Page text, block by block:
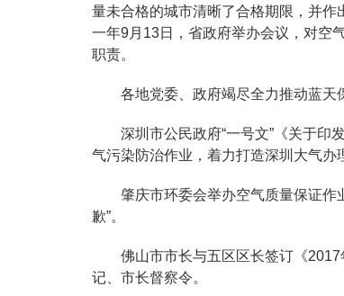
量未合格的城市清晰了合格期限，并
一年9月13日，省政府举办会议，对空
职责。
各地党委、政府竭尽全力推动蓝天
深圳市公民政府“一号文”《关于
气污染防治作业，着力打造深圳大气办理
肇庆市环委会举办空气质量保证作
歉”。
佛山市市长与五区区长签订《
记、市长督察令。